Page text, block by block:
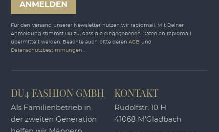
ANMELDEN
Für den Versand unserer Newsletter nutzen wir rapidmail. Mit Deiner
Anmeldung stimmst Du zu, dass die eingegebenen Daten an rapidmail
übermittelt werden. Beachte auch bitte derenAGB und
Datenschutzbestimmungen.
DU4 FASHION GMBH
Als Familienbetrieb in
der zweiten Generation
KONTAKT
Rudolfstr. 10 H
41068 M'Gladbach